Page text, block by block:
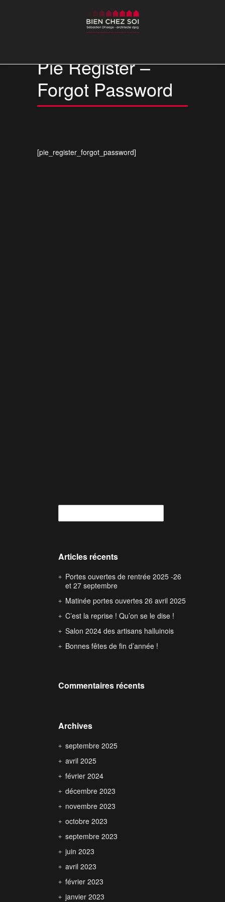
Pie Register –
Forgot Password
[pie_register_forgot_password]
Articles récents
Portes ouvertes de rentrée 2025 -26
et 27 septembre
Matinée portes ouvertes 26 avril 2025
C’est la reprise ! Qu’on se le dise !
Salon 2024 des artisans halluinois
Bonnes fêtes de fin d’année !
Commentaires récents
Archives
septembre 2025
avril 2025
février 2024
décembre 2023
novembre 2023
octobre 2023
septembre 2023
juin 2023
avril 2023
février 2023
janvier 2023